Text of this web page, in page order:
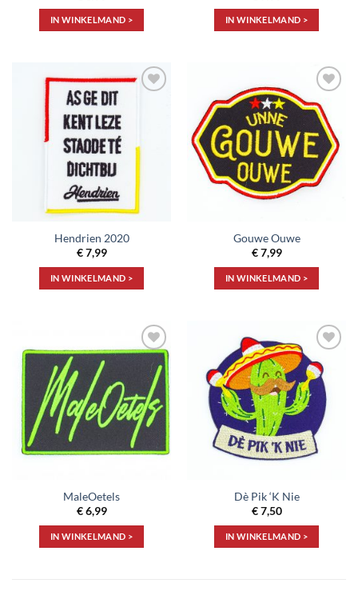
IN WINKELMAND > IN WINKELMAND >
verlanglijst
Hendrien 2020
€7,99
IN WINKELMAND >
Toevoegen
aan
verlanglijst
Gouwe Ouwe
€7,99
IN WINKELMAND >
Toevoegen
verlanglijst
MaleOetels
€6,99
IN WINKELMAND >
Toevoegen
aan
verlanglijst
Dè Pik ‘K Nie
€7,50
IN WINKELMAND >